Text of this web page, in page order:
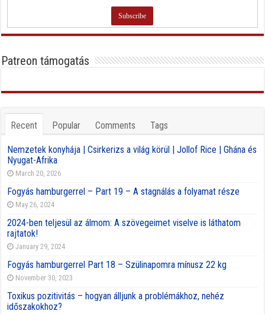
Patreon támogatás
Recent Popular Comments Tags
Nemzetek konyhája | Csirkerizs a világ körül | Jollof Rice | Ghána és
Nyugat-Afrika
March 20, 2026
Fogyás hamburgerrel – Part 19 – A stagnálás a folyamat része
May 26, 2024
2024-ben teljesül az álmom: A szövegeimet viselve is láthatom
rajtatok!
January 29, 2024
Fogyás hamburgerrel Part 18 – Szülinapomra mínusz 22 kg
November 30, 2023
Toxikus pozitivitás – hogyan álljunk a problémákhoz, nehéz
időszakokhoz?